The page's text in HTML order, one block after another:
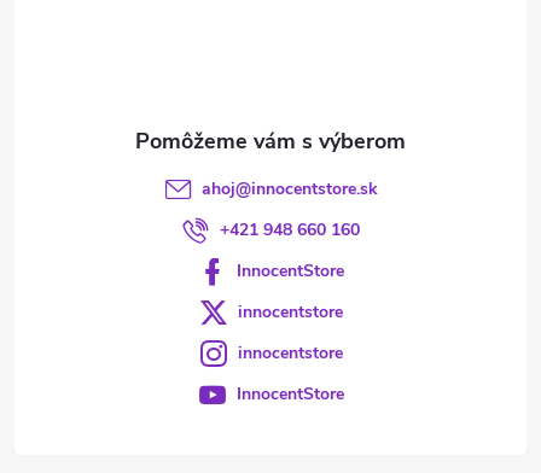
ahoj@innocentstore.sk
+421 948 660 160
InnocentStore
innocentstore
innocentstore
InnocentStore